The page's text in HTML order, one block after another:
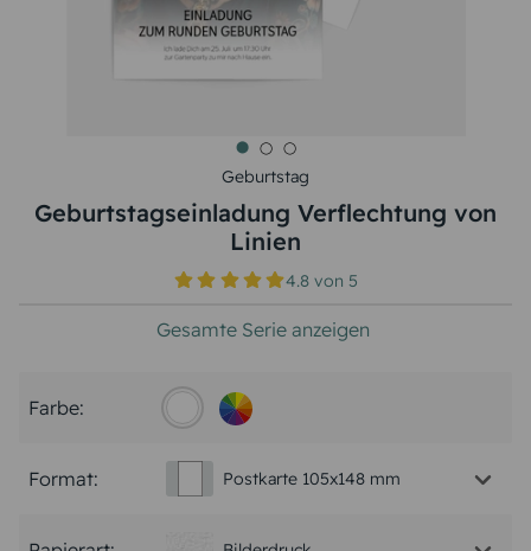
Geburtstag
Geburtstagseinladung Verflechtung von
Linien
4.8 von5
Gesamte Serie anzeigen
Farbe:
Format: Postkarte 105x148 mm